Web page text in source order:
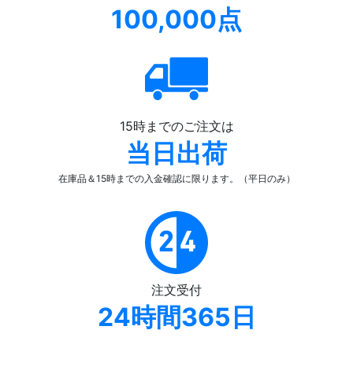
100,000点
15時までのご注文は
当日出荷
在庫品＆15時までの入金確認に限ります。（平日のみ）
注文受付
24時間365日